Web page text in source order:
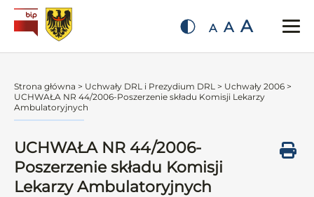
A A A
Strona główna > Uchwały DRL i Prezydium DRL > Uchwały 2006 >
UCHWAŁA NR 44/2006-Poszerzenie składu Komisji Lekarzy
Ambulatoryjnych
UCHWAŁA NR 44/2006-
Poszerzenie składu Komisji
Lekarzy Ambulatoryjnych